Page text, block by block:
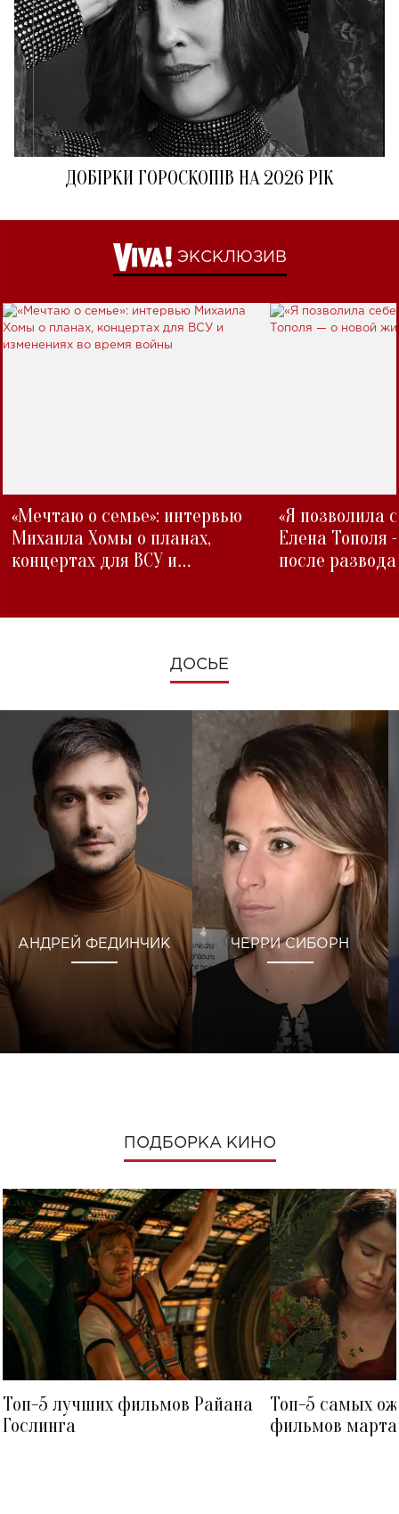
ДОБІРКИ ГОРОСКОПІВ НА 2026 РІК
ЭКСКЛЮЗИВ
«Мечтаю о семье»: интервью
Михаила Хомы о планах,
концертах для ВСУ и
«Я позволила
Елена Тополя
после развода
ДОСЬЕ
АНДРЕЙ ФЕДИНЧИК ЧЕРРИ СИБОРН
ПОДБОРКА КИНО
Топ-5 лучших фильмов Райана
Гослинга
Топ-5 самых
фильмов